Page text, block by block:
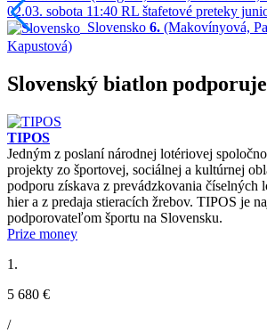
02.03. sobota 11:40 RL štafetové preteky
Slovensko 6. (Makovínyová,
Kapustová)
Slovenský biatlon podporuje
TIPOS
Jedným z poslaní národnej lotériovej
projekty zo športovej, sociálnej a kultúrnej
podporu získava z prevádzkovania číselných
hier a z predaja stieracích žrebov. TIPOS je
podporovateľom športu na Slovensku.
Prize money
1.
5 680 €
/